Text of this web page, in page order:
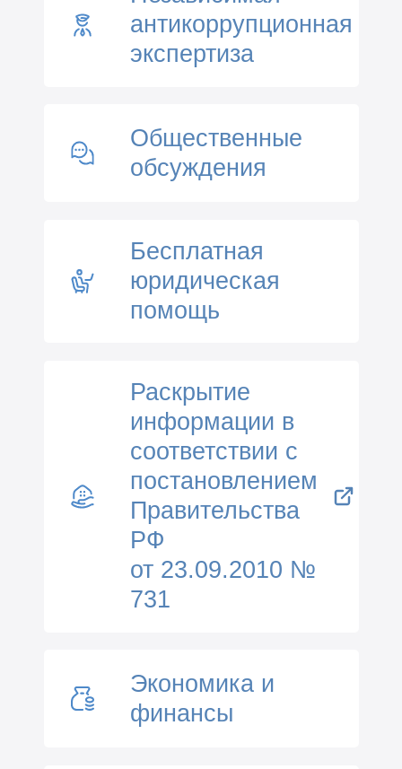
антикоррупционная
экспертиза
Общественные
обсуждения
Бесплатная
юридическая
помощь
Раскрытие
информации в
соответствии с
постановлением
Правительства
РФ
от 23.09.2010 №
731
Экономика и
финансы